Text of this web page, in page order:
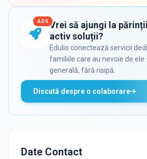
ADS Vrei să ajungi la
activ soluții?
Edulio conectează servicii
familiile care au nevoie de
generală, fără risipă.
Discută despre o colaborare
Date Contact